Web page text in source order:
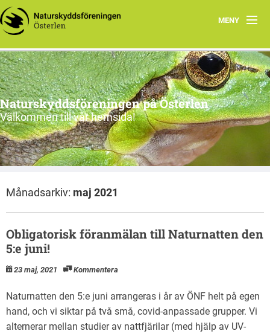
MENY
Program, vår-sommar 2026
Om oss
Nu & då
Länkar
Naturskyddsföreningen på Österlen
Välkommen till vår hemsida!
Månadsarkiv: maj 2021
Obligatorisk föranmälan till Naturnatten den
5:e juni!
23 maj, 2021 Kommentera
Naturnatten den 5:e juni arrangeras i år av ÖNF helt på egen
hand, och vi siktar på två små, covid-anpassade grupper. Vi
alternerar mellan studier av nattfjärilar (med hjälp av UV-